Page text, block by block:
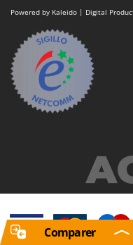
Powered by Kaleido | Digital
Comparer